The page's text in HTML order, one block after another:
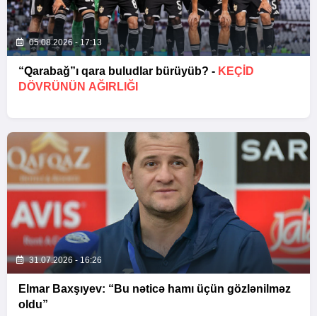
05.08.2026 - 17:13
“Qarabağ”ı qara buludlar bürüyüb? - KEÇID
DÖVRÜNÜN AĞIRLIĞI
31.07.2026 - 16:26
Elmar Baxşıyev: “Bu nəticə hamı üçün gözlənilməz
oldu”